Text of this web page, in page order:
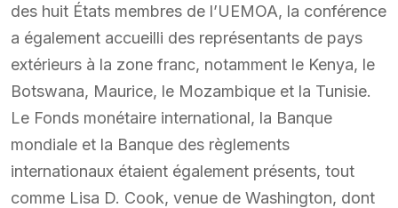
des huit États membres de l’UEMOA, la conférence
a également accueilli des représentants de pays
extérieurs à la zone franc, notamment le Kenya, le
Botswana, Maurice, le Mozambique et la Tunisie.
Le Fonds monétaire international, la Banque
mondiale et la Banque des règlements
internationaux étaient également présents, tout
comme Lisa D. Cook, venue de Washington, dont